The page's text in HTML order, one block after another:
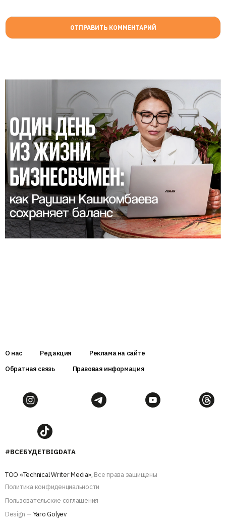
О нас Редакция
Реклама на сайте
Обратная связь
Правовая информация
#ВСЕБУДЕТBIGDATA
ТОО «Technical Writer Media», Все права защищены
Политика конфиденциальности
Пользовательские соглашения
Design — Yaro Golyev